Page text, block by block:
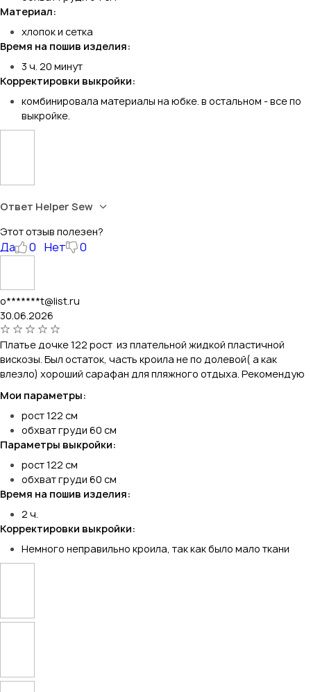
Материал:
хлопок и сетка
Время на пошив изделия:
3 ч. 20 минут
Корректировки выкройки:
комбинировала материалы на юбке. в остальном - все по
выкройке.
Ответ Helper Sew
Этот отзыв полезен?
Да 0 Нет 0
o*******t@list.ru
30.06.2026
Платье дочке 122 рост из плательной жидкой пластичной
вискозы. Был остаток, часть кроила не по долевой( а как
влезло) хороший сарафан для пляжного отдыха. Рекомендую
Мои параметры:
рост 122 см
обхват груди 60 см
Параметры выкройки:
рост 122 см
обхват груди 60 см
Время на пошив изделия:
2 ч.
Корректировки выкройки:
Немного неправильно кроила, так как было мало ткани